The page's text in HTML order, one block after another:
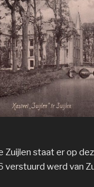
Zuijlen staat er op
verstuurd werd van